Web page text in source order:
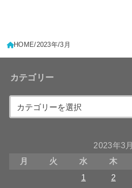
HOME 2023年 3月
カテゴリー
2023年3月
月
火 水 木
1
2